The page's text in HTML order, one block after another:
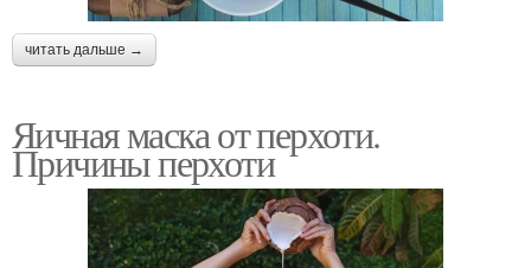
читать дальше →
Яичная маска от перхоти.
Причины перхоти